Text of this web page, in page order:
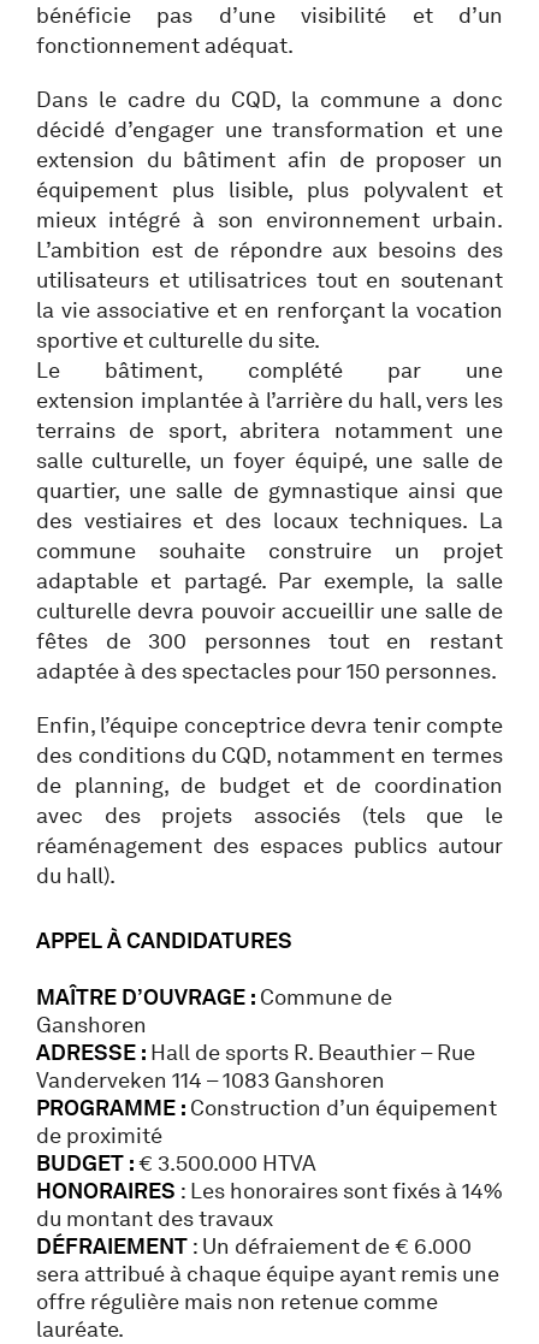
bénéficie pas d’une visibilité et d’un
fonctionnement adéquat.
Dans le cadre du CQD, la commune a donc
décidé d’engager une transformation et une
extension du bâtiment afin de proposer un
équipement plus lisible, plus polyvalent et
mieux intégré à son environnement urbain.
L’ambition est de répondre aux besoins des
utilisateurs et utilisatrices tout en soutenant
la vie associative et en renforçant la vocation
sportive et culturelle du site.
Le bâtiment, complété par une
extension implantée à l’arrière du hall, vers les
terrains de sport, abritera notamment une
salle culturelle, un foyer équipé, une salle de
quartier, une salle de gymnastique ainsi que
des vestiaires et des locaux techniques. La
commune souhaite construire un projet
adaptable et partagé. Par exemple, la salle
culturelle devra pouvoir accueillir une salle de
fêtes de 300 personnes tout en restant
adaptée à des spectacles pour 150 personnes.
Enfin, l’équipe conceptrice devra tenir compte
des conditions du CQD, notamment en termes
de planning, de budget et de coordination
avec des projets associés (tels que le
réaménagement des espaces publics autour
du hall).
APPEL À CANDIDATURES
MAÎTRE D’OUVRAGE : Commune de
Ganshoren
ADRESSE : Hall de sports R. Beauthier – Rue
Vanderveken 114 – 1083 Ganshoren
PROGRAMME : Construction d’un équipement
de proximité
BUDGET :€ 3.500.000 HTVA
HONORAIRES : Les honoraires sont fixés à 14%
du montant des travaux
DÉFRAIEMENT : Un défraiement de € 6.000
sera attribué à chaque équipe ayant remis une
offre régulière mais non retenue comme
lauréate.